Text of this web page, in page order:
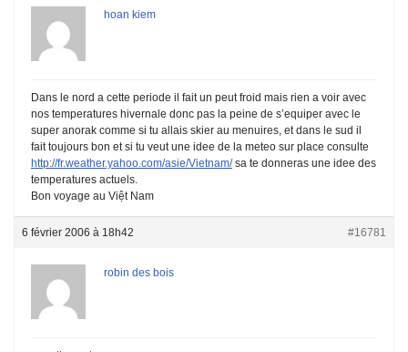
hoan kiem
Dans le nord a cette periode il fait un peut froid mais rien a voir avec
nos temperatures hivernale donc pas la peine de s’equiper avec le
super anorak comme si tu allais skier au menuires, et dans le sud il
fait toujours bon et si tu veut une idee de la meteo sur place consulte
http://fr.weather.yahoo.com/asie/Vietnam/sa te donneras une idee des
temperatures actuels.
Bon voyage au Việt Nam
6 février 2006 à 18h42 #16781
robin des bois